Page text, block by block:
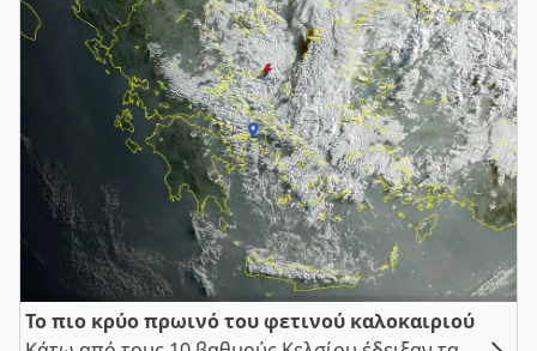
Το πιο κρύο πρωινό του φετινού καλοκαιριού